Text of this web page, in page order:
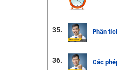
35. Phân
36. Các